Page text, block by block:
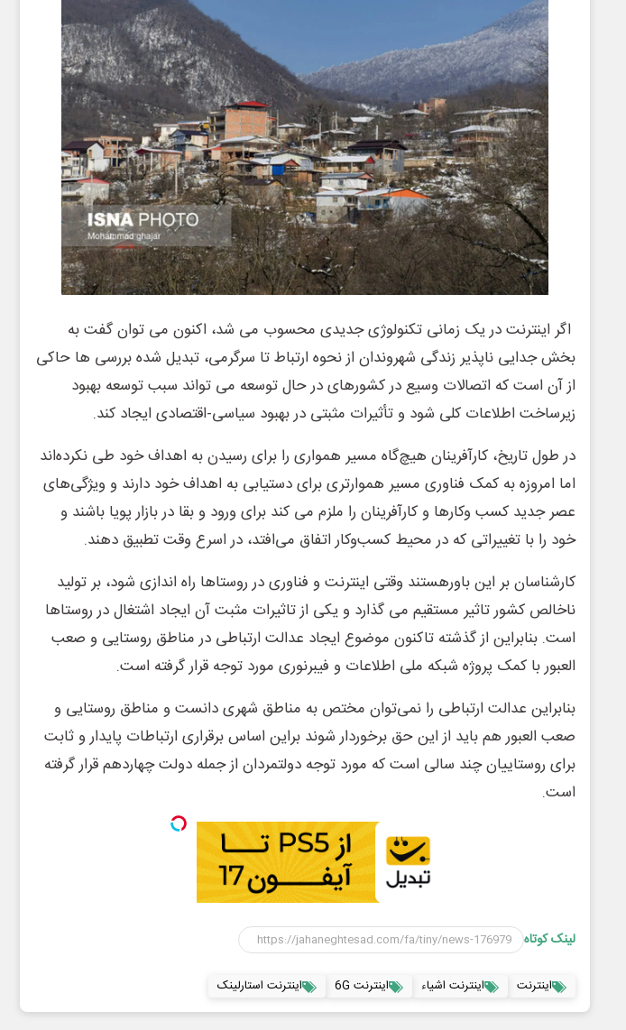
اگر اینترنت در یک زمانی تکنولوژی جدیدی محسوب می شد، اکنون می توان گفت به
بخش جدایی ناپذیر زندگی شهروندان از نحوه ارتباط تا سرگرمی، تبدیل شده بررسی ها حاکی
از آن است که اتصالات وسیع در کشورهای در حال توسعه می تواند سبب توسعه بهبود
زیرساخت اطلاعات کلی شود و تأثیرات مثبتی در بهبود سیاسی-اقتصادی ایجاد کند.
در طول تاریخ، کارآفرینان هیچ‌گاه مسیر همواری را برای رسیدن به اهداف خود طی نکرده‌اند
اما امروزه به کمک فناوری مسیر هموارتری برای دستیابی به اهداف خود دارند و ویژگی‌های
عصر جدید کسب وکارها و کارآفرینان را ملزم می‌ کند برای ورود و بقا در بازار پویا باشند و
خود را با تغییراتی که در محیط کسب‌وکار اتفاق می‌افتد، در اسرع وقت تطبیق دهند.
کارشناسان بر این باورهستند وقتی اینترنت و فناوری در روستاها راه اندازی شود، بر تولید
ناخالص کشور تاثیر مستقیم می گذارد و یکی از تاثیرات مثبت آن ایجاد اشتغال در روستاها
است. بنابراین از گذشته تاکنون موضوع ایجاد عدالت ارتباطی در مناطق روستایی و صعب
العبور با کمک پروژه شبکه ملی اطلاعات و فیبرنوری مورد توجه قرار گرفته است.
بنابراین عدالت ارتباطی را نمی‌توان مختص به مناطق شهری دانست و مناطق روستایی و
صعب العبور هم باید از این حق برخوردار شوند براین اساس برقراری ارتباطات پایدار و ثابت
برای روستاییان چند سالی است که مورد توجه دولتمردان از جمله دولت چهاردهم قرار گرفته
است.
لینک کوتاه
اینترنت اینترنت اشیاء اینترنت 6G اینترنت استارلینک